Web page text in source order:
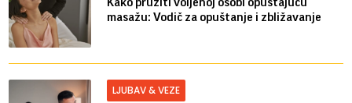
masažu: Vodič za opuštanje i zbližavanje
LJUBAV & VEZE